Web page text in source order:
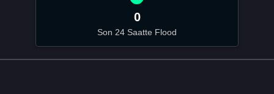
0
Son 24 Saatte Flood